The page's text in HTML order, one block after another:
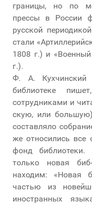
границы, но по
прессы в России
русской
стали
1808 г.) и
г.).
Ф. А.
библиотеке
сотрудниками и
скую, или
составляло
же относились все
фонд библиотеки.
только новая
находим: «Новая
частью из
иностранных